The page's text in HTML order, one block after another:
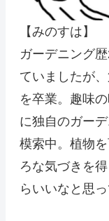
【みのすは】
ガーデニング
ていましたが
を卒業。趣味
に独自のガー
模索中。植物
ろな気づきを
らいいなと思っ